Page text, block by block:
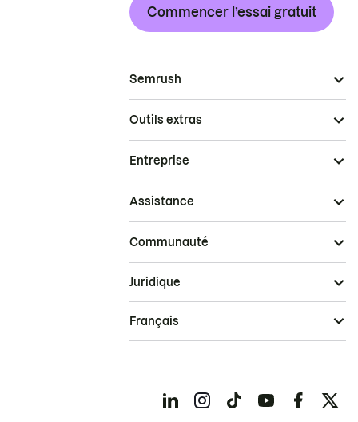
Commencer l’essai gratuit
Semrush
Outils extras
Entreprise
Assistance
Communauté
Juridique
Français